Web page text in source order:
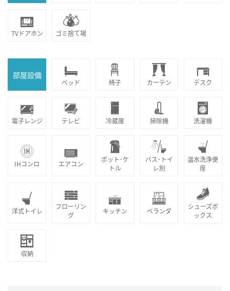
TVドアホン ゴミ捨て場
部屋設備
ベッド 椅子 カーテン デスク
電子レンジ テレビ 冷蔵庫 掃除機 洗濯機
IHコンロ エアコン
ポット･ケ
トル
バス･トイ
レ別
温水洗浄便
座
洋式トイレ
フローリン
グ
キッチン ベランダ
シューズボ
ックス
収納